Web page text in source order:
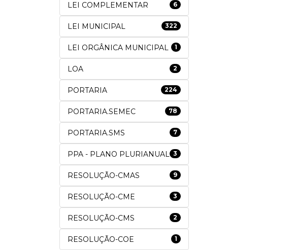
LEI COMPLEMENTAR 6
LEI MUNICIPAL 322
LEI ORGÂNICA MUNICIPAL 1
LOA 2
PORTARIA 224
PORTARIA.SEMEC 78
PORTARIA.SMS 7
PPA - PLANO PLURIANUAL 3
RESOLUÇÃO-CMAS 9
RESOLUÇÃO-CME 3
RESOLUÇÃO-CMS 2
RESOLUÇÃO-COE 1